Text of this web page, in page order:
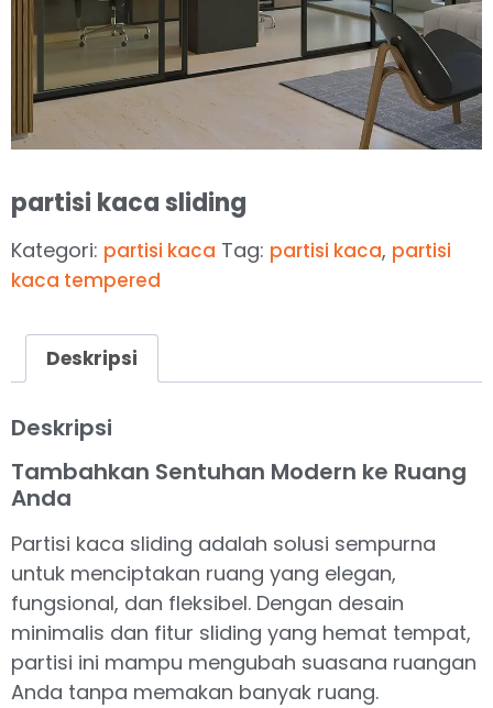
partisi kaca sliding
Kategori: partisi kaca Tag: partisi kaca, partisi
kaca tempered
Deskripsi
Deskripsi
Tambahkan Sentuhan Modern ke Ruang
Anda
Partisi kaca sliding adalah solusi sempurna
untuk menciptakan ruang yang elegan,
fungsional, dan fleksibel. Dengan desain
minimalis dan fitur sliding yang hemat tempat,
partisi ini mampu mengubah suasana ruangan
Anda tanpa memakan banyak ruang.